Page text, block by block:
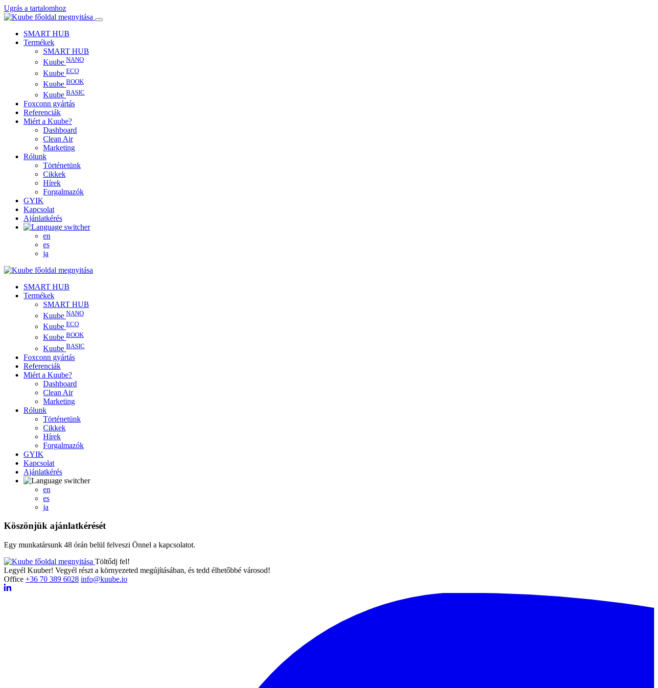
Ugrás a tartalomhoz
SMART HUB
Termékek
SMART HUB
Kuube NANO
Kuube ECO
Kuube BOOK
Kuube BASIC
Foxconn gyártás
Referenciák
Miért a Kuube?
Dashboard
Clean Air
Marketing
Rólunk
Történetünk
Cikkek
Hírek
Forgalmazók
GYIK
Kapcsolat
Ajánlatkérés
en
es
ja
SMART HUB
Termékek
SMART HUB
Kuube NANO
Kuube ECO
Kuube BOOK
Kuube BASIC
Foxconn gyártás
Referenciák
Miért a Kuube?
Dashboard
Clean Air
Marketing
Rólunk
Történetünk
Cikkek
Hírek
Forgalmazók
GYIK
Kapcsolat
Ajánlatkérés
en
es
ja
Köszönjük ajánlatkérését
Egy munkatársunk 48 órán belül felveszi Önnel a kapcsolatot.
Töltődj fel!
Legyél Kuuber! Vegyél részt a környezeted megújításában, és tedd élhetőbbé városod!
Office +36 70 389 6028 info@kuube.io